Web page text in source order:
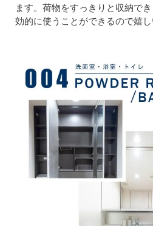
ます。荷物をすっきりと収納で
効的に使うことができるので嬉し